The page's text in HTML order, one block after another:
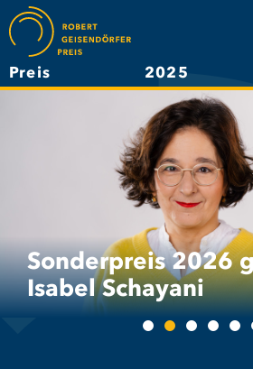
Direkt
zum
Inhalt
Hauptnavigation
Preis 2025
Sonderpreis 2026
Isabel Schayani